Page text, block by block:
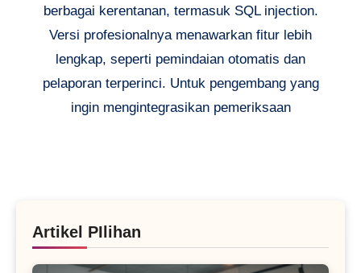
berbagai kerentanan, termasuk SQL injection.
Versi profesionalnya menawarkan fitur lebih
lengkap, seperti pemindaian otomatis dan
pelaporan terperinci. Untuk pengembang yang
ingin mengintegrasikan pemeriksaan
Artikel PIlihan